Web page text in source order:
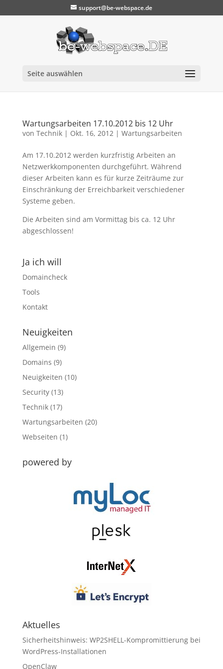
support@be-webspace.de
Seite auswählen
Wartungsarbeiten 17.10.2012 bis 12 Uhr
von Technik| Okt. 16, 2012| Wartungsarbeiten
Am 17.10.2012 werden kurzfristig Arbeiten an
Netzwerkkomponenten durchgeführt. Während
dieser Arbeiten kann es für kurze Zeiträume zur
Einschränkung der Erreichbarkeit verschiedener
Systeme geben.
Die Arbeiten sind am Vormittag bis ca. 12 Uhr
abgeschlossen!
Ja ich will
Domaincheck
Tools
Kontakt
Neuigkeiten
Allgemein (9)
Domains (9)
Neuigkeiten (10)
Security(13)
Technik(17)
Wartungsarbeiten (20)
Webseiten (1)
powered by
Aktuelles
Sicherheitshinweis: WP2SHELL-Kompromittierung bei
WordPress-Installationen
OpenClaw